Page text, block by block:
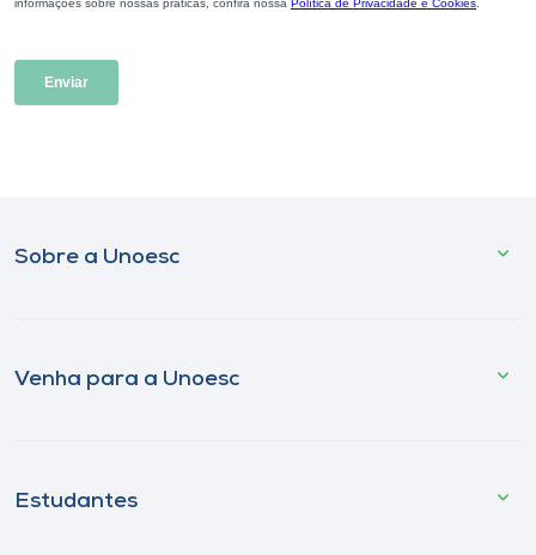
Sobre a Unoesc
Venha para a Unoesc
Estudantes